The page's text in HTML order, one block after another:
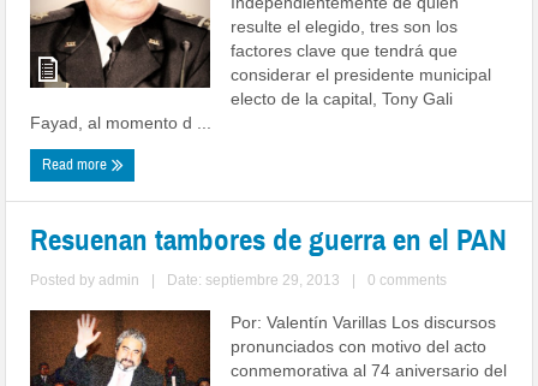
resulte el elegido, tres son los
factores clave que tendrá que
considerar el presidente municipal
electo de la capital, Tony Gali
Fayad, al momento d ...
Read more
Resuenan tambores de guerra en el PAN
Posted byadmin Date: septiembre 29, 2013 0 comments
Por: Valentín Varillas Los discursos
pronunciados con motivo del acto
conmemorativa al 74 aniversario del